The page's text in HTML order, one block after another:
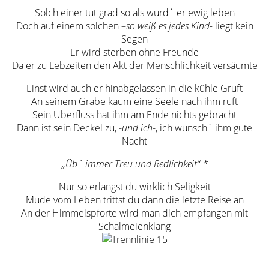
Solch einer tut grad so als würd` er ewig leben
Doch auf einem solchen –so weiß es jedes Kind- liegt kein
Segen
Er wird sterben ohne Freunde
Da er zu Lebzeiten den Akt der Menschlichkeit versäumte
Einst wird auch er hinabgelassen in die kühle Gruft
An seinem Grabe kaum eine Seele nach ihm ruft
Sein Überfluss hat ihm am Ende nichts gebracht
Dann ist sein Deckel zu, -und ich-, ich wünsch` ihm gute
Nacht
„Üb´ immer Treu und Redlichkeit“*
Nur so erlangst du wirklich Seligkeit
Müde vom Leben trittst du dann die letzte Reise an
An der Himmelspforte wird man dich empfangen mit
Schalmeienklang